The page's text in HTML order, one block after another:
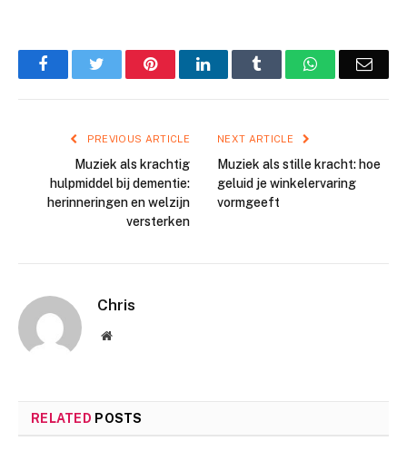
FacebookTwitter PinterestLinkedIn Tumblr WhatsApp
PREVIOUS ARTICLE
Muziek als krachtig
hulpmiddel bij dementie:
herinneringen en welzijn
versterken
NEXT ARTICLE
Muziek als stille kracht: hoe
geluid je winkelervaring
vormgeeft
Chris
Website
RELATED POSTS